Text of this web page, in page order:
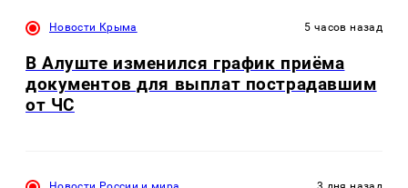
Новости Крыма 5 часов назад
В Алуште изменился график приёма
документов для выплат пострадавшим
от ЧС